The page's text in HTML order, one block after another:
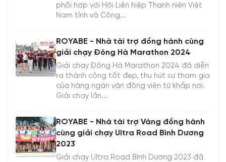
phối hợp với Hội Liên hiệp Thanh niên Việt
Nam tỉnh và Công...
ROYABE - Nhà tài trợ đồng hành cùng
giải chạy Đông Hà Marathon 2024
Giải chạy Đông Hà Marathon 2024 đã diễn
ra thành công tốt đẹp, thu hút sự tham gia
của hàng ngàn vận động viên từ khắp nơi.
Giải chạy lần...
ROYABE - Nhà tài trợ Vàng đồng hành
cùng giải chạy Ultra Road Bình Dương
2023
Giải chạy Ultra Road Bình Dương 2023 đã